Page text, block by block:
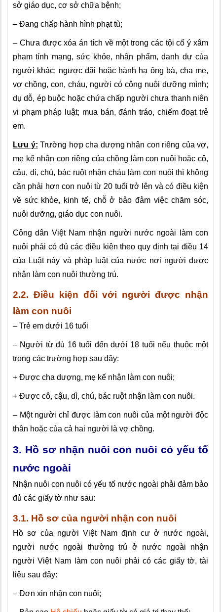
sở giáo dục, cơ sở chữa bệnh;
– Đang chấp hành hình phạt tù;
– Chưa được xóa án tích về một trong các tội cố ý xâm
phạm tính mạng, sức khỏe, nhân phẩm, danh dự của
người khác; ngược đãi hoặc hành hạ ông bà, cha mẹ,
vợ chồng, con, cháu, người có công nuôi dưỡng mình;
dụ dỗ, ép buộc hoặc chứa chấp người chưa thanh niên
vi phạm pháp luật; mua bán, đánh tráo, chiếm đoạt trẻ
em.
Lưu ý: Trường hợp cha dượng nhận con riêng của vợ,
mẹ kế nhận con riêng của chồng làm con nuôi hoặc cô,
cậu, dì, chú, bác ruột nhận cháu làm con nuôi thì không
cần phải hơn con nuôi từ 20 tuổi trở lên và có điều kiện
về sức khỏe, kinh tế, chỗ ở bảo đảm việc chăm sóc,
nuôi dưỡng, giáo dục con nuôi.
Công dân Việt Nam nhận người nước ngoài làm con
nuôi phải có đủ các điều kiện theo quy định tại điều 14
của Luật này và pháp luật của nước nơi người được
nhận làm con nuôi thường trú.
2.2. Điều kiện đối với người được nhận
làm con nuôi
– Trẻ em dưới 16 tuổi
– Người từ đủ 16 tuổi đến dưới 18 tuổi nếu thuộc một
trong các trường hợp sau đây:
+ Được cha dượng, mẹ kế nhận làm con nuôi;
+ Được cô, cậu, dì, chú, bác ruột nhận làm con nuôi.
– Một người chỉ được làm con nuôi của một người độc
thân hoặc của cả hai người là vợ chồng.
3. Hồ sơ nhận nuôi con nuôi có yếu tố
nước ngoài
Nhận nuôi con nuôi có yếu tố nước ngoài phải đảm bảo
đủ các giấy tờ như sau:
3.1. Hồ sơ của người nhận con nuôi
Hồ sơ của người Việt Nam định cư ở nước ngoài,
người nước ngoài thường trú ở nước ngoài nhận
người Việt Nam làm con nuôi phải có các giấy tờ, tài
liệu sau đây:
– Đơn xin nhận con nuôi;